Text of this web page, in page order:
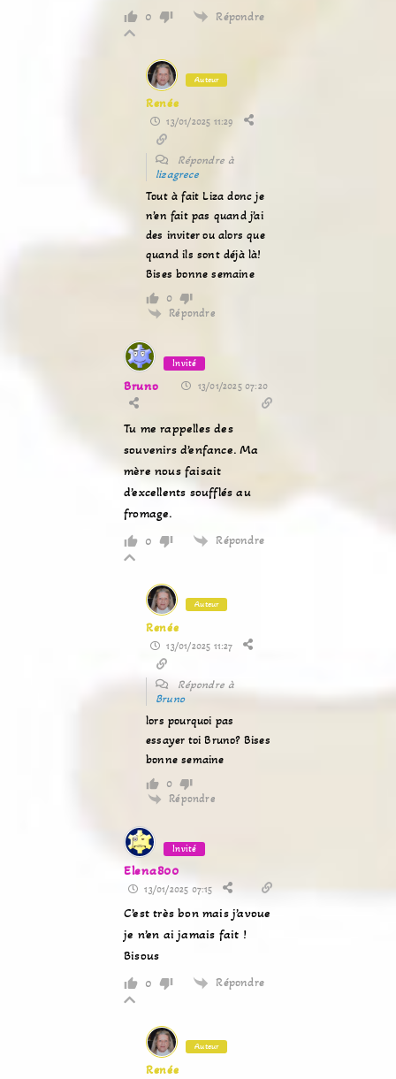
0 Répondre
Auteur
Renée
13/01/2025 11:29
Répondre à
lizagrece
Tout à fait Liza donc je
n’en fait pas quand j’ai
des inviter ou alors que
quand ils sont déjà là!
Bises bonne semaine
0
Répondre
Invité
Bruno 13/01/2025 07:20
Tu me rappelles des
souvenirs d’enfance. Ma
mère nous faisait
d’excellents soufflés au
fromage.
0 Répondre
Auteur
Renée
13/01/2025 11:27
Répondre à
Bruno
lors pourquoi pas
essayer toi Bruno? Bises
bonne semaine
0
Répondre
Invité
Elena800
13/01/2025 07:15
C’est très bon mais j’avoue
je n’en ai jamais fait !
Bisous
0 Répondre
Auteur
Renée